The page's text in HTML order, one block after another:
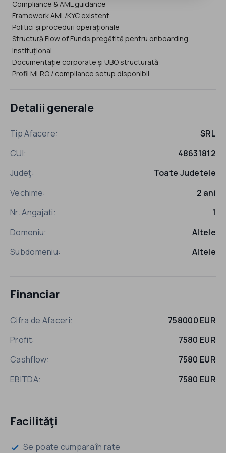
Compliance & AML guidance
Framework AML/KYC existent
Politici și proceduri operaționale
Structură Flow of Funds pregătită pentru onboarding
instituțional
Documentație corporate și UBO structurată
Profil MLRO / compliance setup disponibil.
Detalii generale
Tip Afacere:
SRL
CUI:
48631812
Judeţ:
Toate Judetele
Vechime:
2 ani
Nr. Angajati:
1
Domeniu:
Altele
Subdomeniu:
Altele
Financiar
Cifra de Afaceri:
758000 EUR
Profit:
7580 EUR
Cashflow:
7580 EUR
EBITDA:
7580 EUR
Facilităţi
check Se poate cumpara în rate